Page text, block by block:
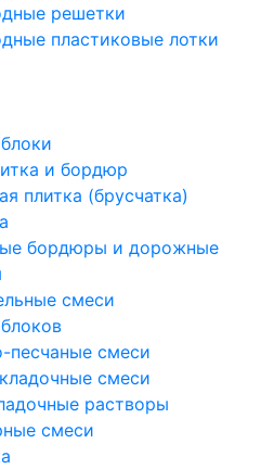
решетки
пластиковые лотки
и бордюр
плитка (брусчатка)
бордюры и дорожные
смеси
песчаные смеси
смеси
растворы
смеси